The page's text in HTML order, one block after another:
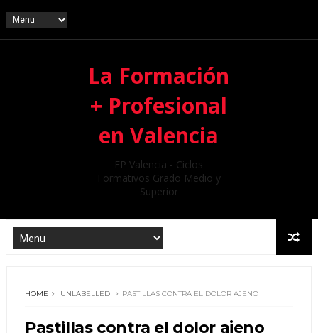
La Formación
+ Profesional
en Valencia
FP Valencia - Ciclos
Formativos Grado Medio y
Superior
HOME UNLABELLED PASTILLAS CONTRA EL DOLOR AJENO
Pastillas contra el dolor ajeno